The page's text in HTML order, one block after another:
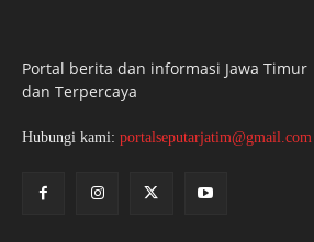
Portal berita dan informasi Jawa
dan Terpercaya
Hubungi kami: portalseputarjatim@gmail.com